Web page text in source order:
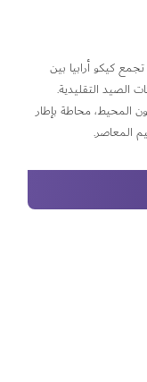
كيكو أرابيا بين
الصيد التقليدية.
المحيط، محاطة بإطار
المعاصر.